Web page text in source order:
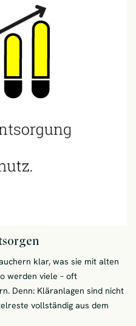
klar, was sie mit alten
werden viele – oft
Denn: Kläranlagen sind nicht
vollständig aus dem